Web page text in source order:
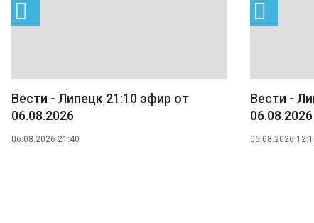
Вести - Липецк 21:10 эфир от
06.08.2026
06.08.2026 21:40
Вести -
06.08.2026
06.08.2026